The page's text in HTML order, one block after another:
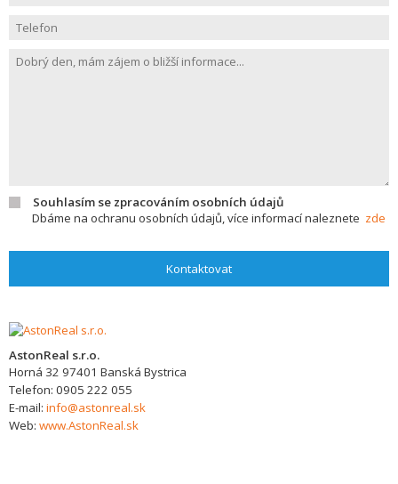
Souhlasím se zpracováním osobních údajů
Dbáme na ochranu osobních údajů, více informací naleznete zde
Kontaktovat
AstonReal s.r.o.
Horná 32 97401 Banská Bystrica
Telefon: 0905 222 055
E-mail: info@astonreal.sk
Web: www.AstonReal.sk